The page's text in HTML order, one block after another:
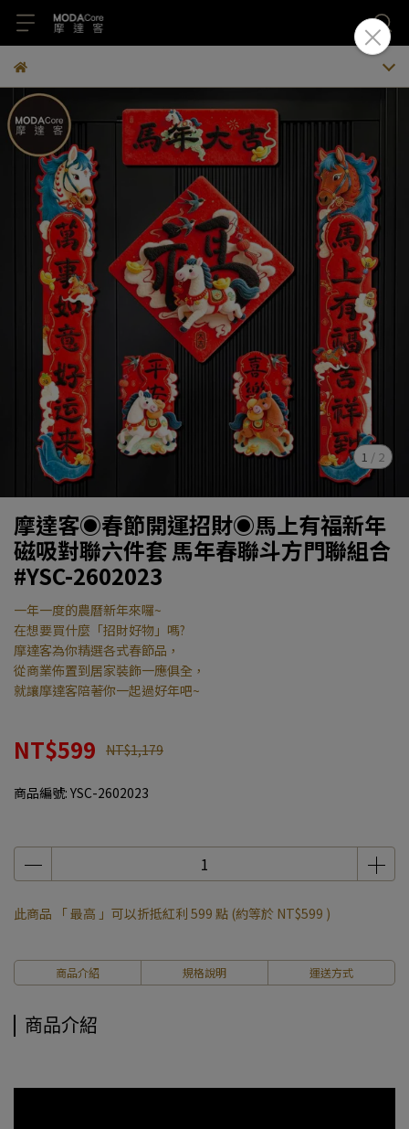
1 / 2
摩達客◉春節開運招財◉馬上有福新年
磁吸對聯六件套 馬年春聯斗方門聯組合
#YSC-2602023
一年一度的農曆新年來囉~
在想要買什麼「招財好物」嗎?
摩達客為你精選各式春節品，
從商業佈置到居家裝飾一應俱全，
就讓摩達客陪著你一起過好年吧~
NT$599 NT$1,179
商品編號: YSC-2602023
此商品 「 最高 」可以折抵紅利 599 點 (約等於 NT$599 )
商品介紹 規格說明 運送方式
商品介紹